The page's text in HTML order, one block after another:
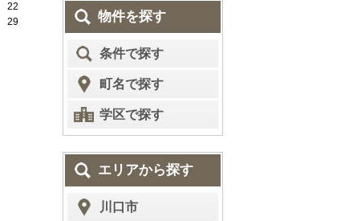
22
29
物件を探す
条件で探す
町名で探す
学区で探す
エリアから探す
川口市